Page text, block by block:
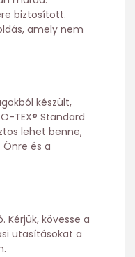
biztosított.
amely nem
készült,
TEX® Standard
lehet benne,
és a
kövesse a
utasításokat a